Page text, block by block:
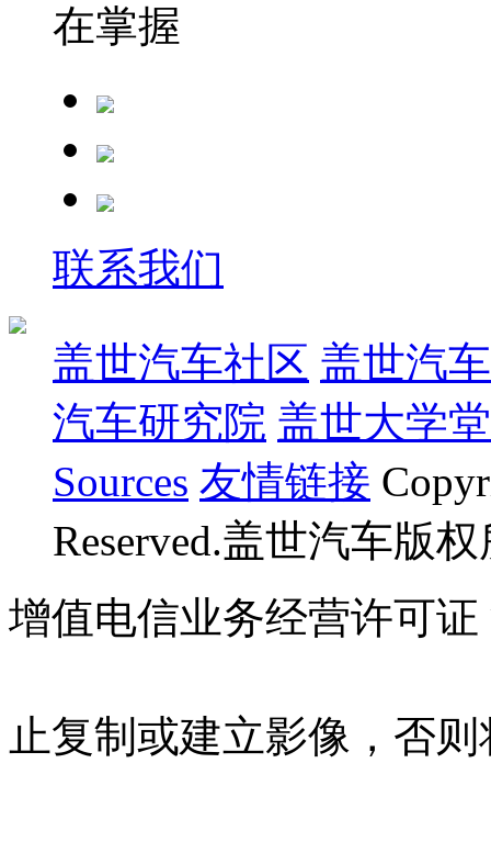
在掌握
联系我们
盖世汽车社区 盖世汽
汽车研究院 盖世大学堂
Sources 友情链接
Reserved.盖世汽车版
增值电信业务经营许可证
止复制或建立影像，否